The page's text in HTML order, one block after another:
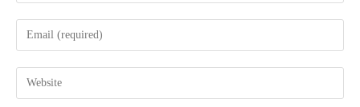
name
comment
Enter
your
email
address
Enter
your